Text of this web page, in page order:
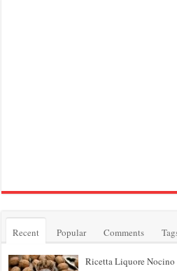
Recent Popular Comments
Ricetta Liquore